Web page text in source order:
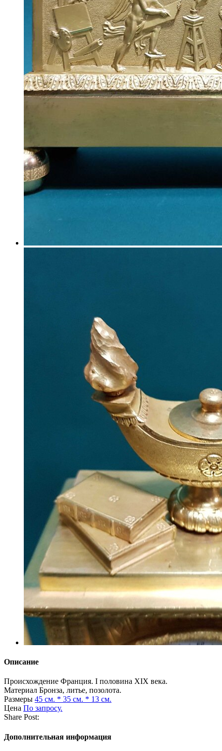
Описание
Происхождение Франция. I половина XIX века.
Материал Бронза, литье, позолота.
Размеры 45 см. * 35 см. * 13 см.
Цена По запросу.
Share Post:
Дополнительная информация